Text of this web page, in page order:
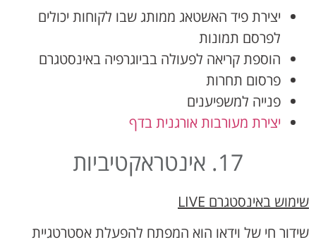
יצירת פיד האשטאג ממותג שבו לקוחות יכולים
לפרסם תמונות
הוספת קריאה לפעולה בביוגרפיה באינסטגרם
פרסום תחרות
פנייה למשפיענים
יצירת מעורבות אורגנית בדף
17. אינטראקטיביות
שימוש באינסטגרם LIVE
שידור חי של וידאו הוא המפתח להפעלת אסטרטגיית